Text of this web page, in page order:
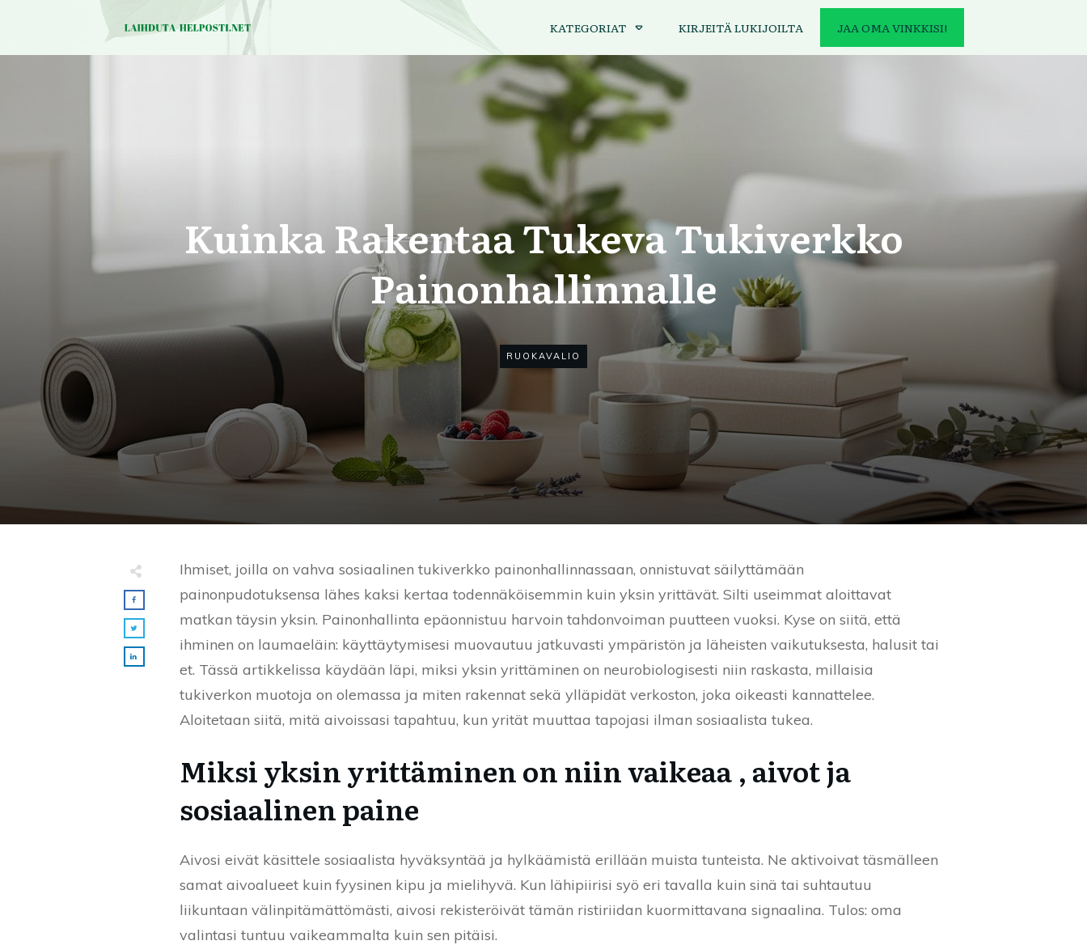
KATEGORIAT KIRJEITÄ LUKIJOILTA JAA OMA VINKKISI!
Kuinka Rakentaa Tukeva Tukiverkko
Painonhallinnalle
RUOKAVALIO
Ihmiset, joilla on vahva sosiaalinen tukiverkko painonhallinnassaan, onnistuvat säilyttämään
painonpudotuksensa lähes kaksi kertaa todennäköisemmin kuin yksin yrittävät. Silti useimmat aloittavat
matkan täysin yksin. Painonhallinta epäonnistuu harvoin tahdonvoiman puutteen vuoksi. Kyse on siitä, että
ihminen on laumaeläin: käyttäytymisesi muovautuu jatkuvasti ympäristön ja läheisten vaikutuksesta, halusit tai
et. Tässä artikkelissa käydään läpi, miksi yksin yrittäminen on neurobiologisesti niin raskasta, millaisia
tukiverkon muotoja on olemassa ja miten rakennat sekä ylläpidät verkoston, joka oikeasti kannattelee.
Aloitetaan siitä, mitä aivoissasi tapahtuu, kun yrität muuttaa tapojasi ilman sosiaalista tukea.
Miksi yksin yrittäminen on niin vaikeaa , aivot ja
sosiaalinen paine
Aivosi eivät käsittele sosiaalista hyväksyntää ja hylkäämistä erillään muista tunteista. Ne aktivoivat täsmälleen
samat aivoalueet kuin fyysinen kipu ja mielihyvä. Kun lähipiirisi syö eri tavalla kuin sinä tai suhtautuu
liikuntaan välinpitämättömästi, aivosi rekisteröivät tämän ristiriidan kuormittavana signaalina. Tulos: oma
valintasi tuntuu vaikeammalta kuin sen pitäisi.